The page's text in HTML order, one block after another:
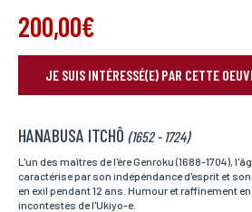
200,00€
JE SUIS INTÉRESSÉ(E) PAR CETTE
RÉSERVER VOTRE
Nom*
vous pouvez nous laisser vos nom et prénom.
HANABUSA ITCHÔ (1652 - 1724)
L'un des maîtres de l'ère Genroku (1688-1704),
caractérise par son indépéndance d'esprit et
en exil pendant 12 ans. Humour et raffinement
incontestés de l'Ukiyo-e.